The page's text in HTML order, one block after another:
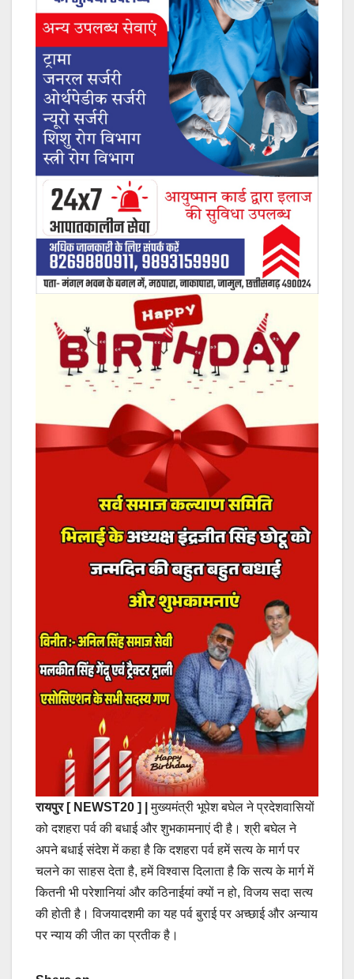
रायपुर [ NEWST20 ] |मुख्यमंत्री भूपेश बघेल ने प्रदेशवासियों
को दशहरा पर्व की बधाई और शुभकामनाएं दी है। श्री बघेल ने
अपने बधाई संदेश में कहा है कि दशहरा पर्व हमें सत्य के मार्ग पर
चलने का साहस देता है, हमें विश्वास दिलाता है कि सत्य के मार्ग में
कितनी भी परेशानियां और कठिनाईयां क्यों न हो, विजय सदा सत्य
की होती है। विजयादशमी का यह पर्व बुराई पर अच्छाई और अन्याय
पर न्याय की जीत का प्रतीक है।